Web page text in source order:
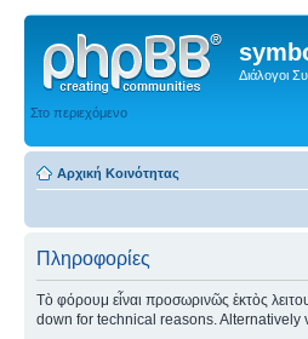
Διάλογοι
Στο περιεχόμενο
Αρχική Κοινότητας
Πληροφορίες
Τὸ φόρουμ εἶναι προσωρινῶς ἐκτὸς
down for technical reasons.